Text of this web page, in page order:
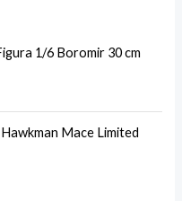
1/6 Boromir 30 cm
Mace Limited